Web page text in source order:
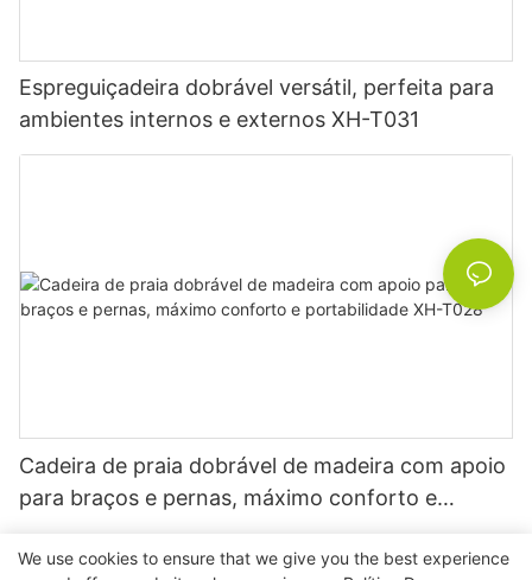
Espreguiçadeira dobrável versátil, perfeita para
ambientes internos e externos XH-T031
Cadeira de praia dobrável de madeira com apoio
para braços e pernas, máximo conforto e
We use cookies to ensure that we give you the best experience